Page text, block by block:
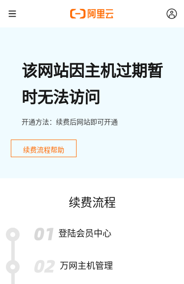
该网站因主机过期暂
时无法访问
开通方法：续费后网站即可开通
续费流程帮助
续费流程
登陆会员中心
万网主机管理